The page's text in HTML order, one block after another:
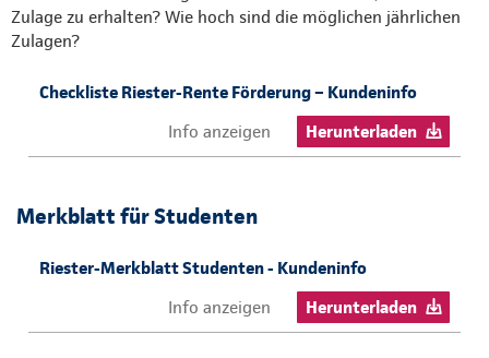
Zulage zu erhalten? Wie hoch sind die möglichen jährlichen
Zulagen?
Checkliste Riester-Rente Förderung – Kundeninfo
Info anzeigen
Herunterladen
Merkblatt für Studenten
Riester-Merkblatt Studenten - Kundeninfo
Info anzeigen
Herunterladen